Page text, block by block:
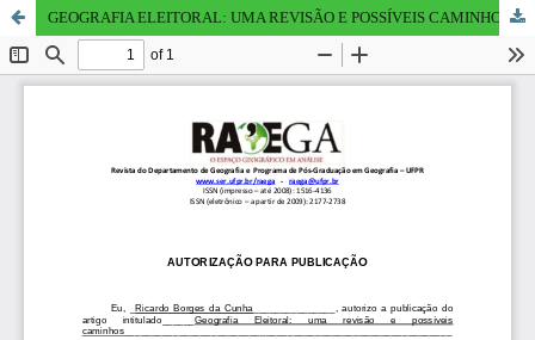
GEOGRAFIA ELEITORAL: UMA REVISÃO E POSSÍVEIS CAMINHOS - ELECTORAL GEOGRAPHY: A REVIEW AND POSSIBLE WAYS